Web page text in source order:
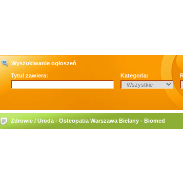
Wyszukiwanie ogłoszeń
Tytuł zawiera:
Kategoria:
Zdrowie / Uroda - Osteopatia Warszawa Bielany - Biomed